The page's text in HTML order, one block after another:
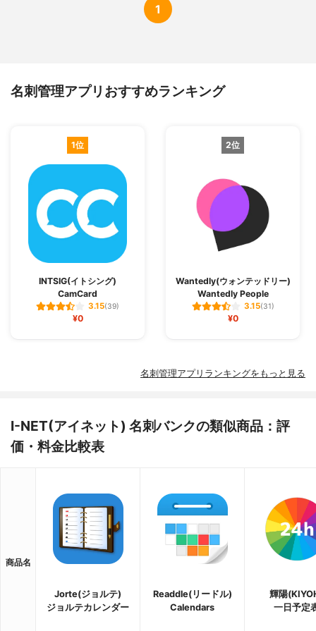
1
名刺管理アプリおすすめランキング
1位
INTSIG(イトシング)
CamCard
3.15(39)
¥0
2位
Wantedly(ウォンテッドリー)
Wantedly People
3.15(31)
¥0
名刺管理アプリランキングをもっと見る
I-NET(アイネット) 名刺バンクの類似商品：評
価・料金比較表
商品名
Jorte(ジョルテ)
ジョルテカレンダー
Readdle(リードル)
Calendars
輝陽
一日予定